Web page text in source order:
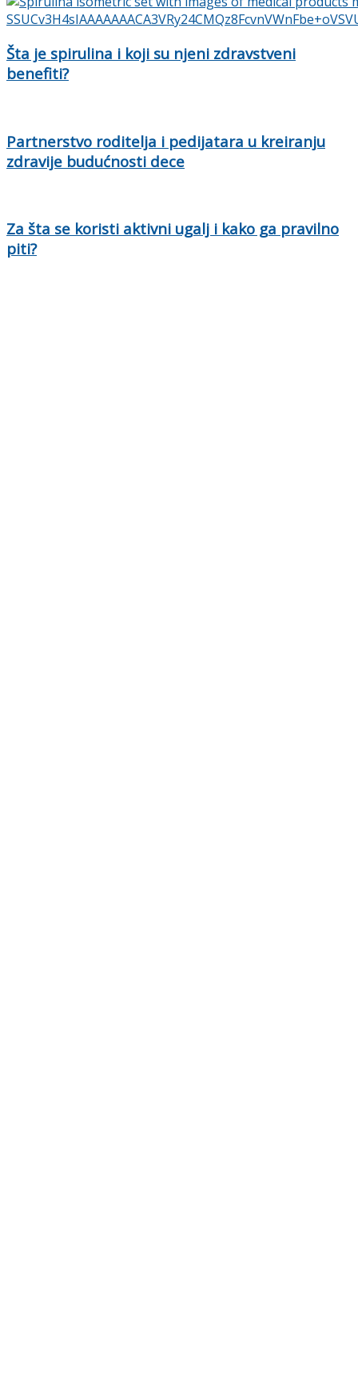
Šta je spirulina i koji su njeni zdravstveni
benefiti?
Partnerstvo roditelja i pedijatara u kreiranju
zdravije budućnosti dece
Za šta se koristi aktivni ugalj i kako ga pravilno
piti?